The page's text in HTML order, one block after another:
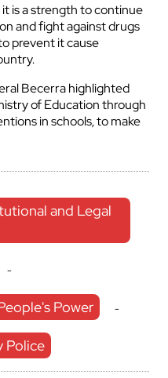
is a strength to continue
and fight against drugs
prevent it cause
Becerra highlighted
of Education through
in schools, to make
and Legal
-
Power -
Police